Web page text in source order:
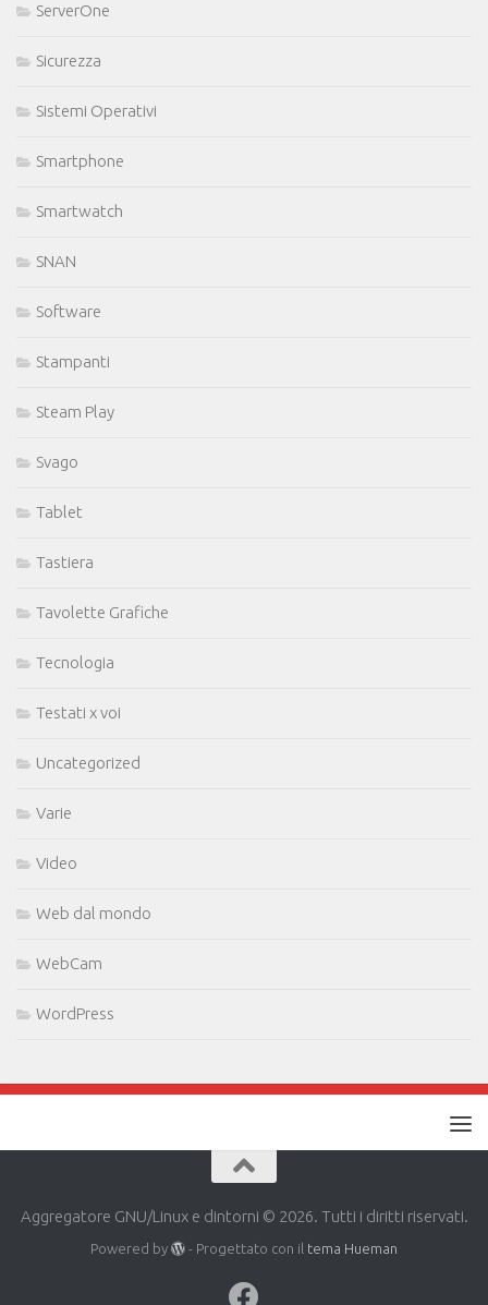
ServerOne
Sicurezza
Sistemi Operativi
Smartphone
Smartwatch
SNAN
Software
Stampanti
Steam Play
Svago
Tablet
Tastiera
Tavolette Grafiche
Tecnologia
Testati x voi
Uncategorized
Varie
Video
Web dal mondo
WebCam
WordPress
Aggregatore GNU/Linux e dintorni © 2026. Tutti i diritti riservati.
Powered by - Progettato con il tema Hueman